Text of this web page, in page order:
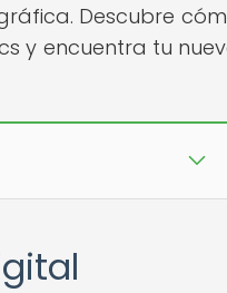
Descubre
y encuentra tu